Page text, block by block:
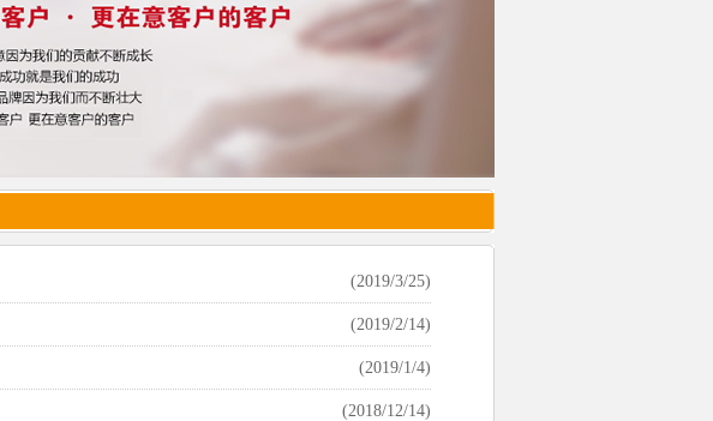
(2019/3/25)
(2019/2/14)
(2019/1/4)
(2018/12/14)